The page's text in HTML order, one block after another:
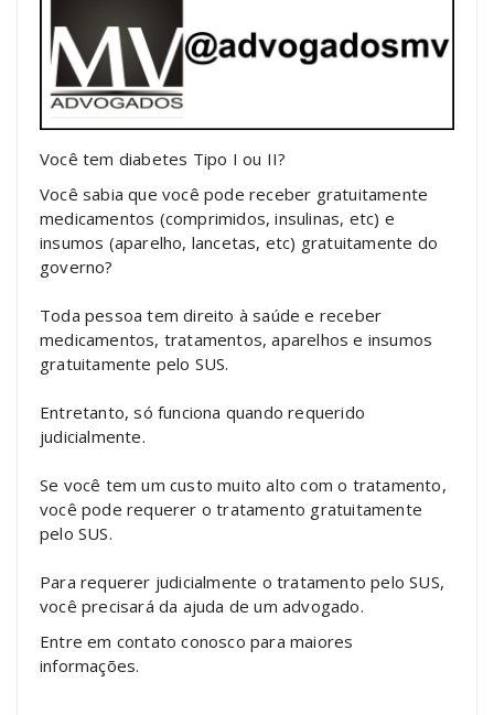
Você tem diabetes Tipo I ou II?
Você sabia que você pode receber gratuitamente
medicamentos (comprimidos, insulinas, etc) e
insumos (aparelho, lancetas, etc) gratuitamente do
governo?
Toda pessoa tem direito à saúde e receber
medicamentos, tratamentos, aparelhos e insumos
gratuitamente pelo SUS.
Entretanto, só funciona quando requerido
judicialmente.
Se você tem um custo muito alto com o tratamento,
você pode requerer o tratamento gratuitamente
pelo SUS.
Para requerer judicialmente o tratamento pelo SUS,
você precisará da ajuda de um advogado.
Entre em contato conosco para maiores
informações.